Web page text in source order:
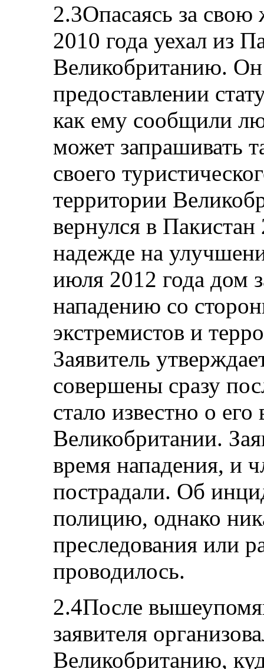
2.3Опасаясь за свою
2010 года уехал из
Великобританию. Он
предоставлении
как ему сообщили
может запрашивать
своего
территории
вернулся в
надежде на
июля 2012 года дом
нападению со
экстремистов и
Заявитель
совершены сразу
стало известно о
Великобритании.
время нападения, и
пострадали. Об
полицию, однако
преследования или
проводилось.
2.4После
заявителя
Великобританию,